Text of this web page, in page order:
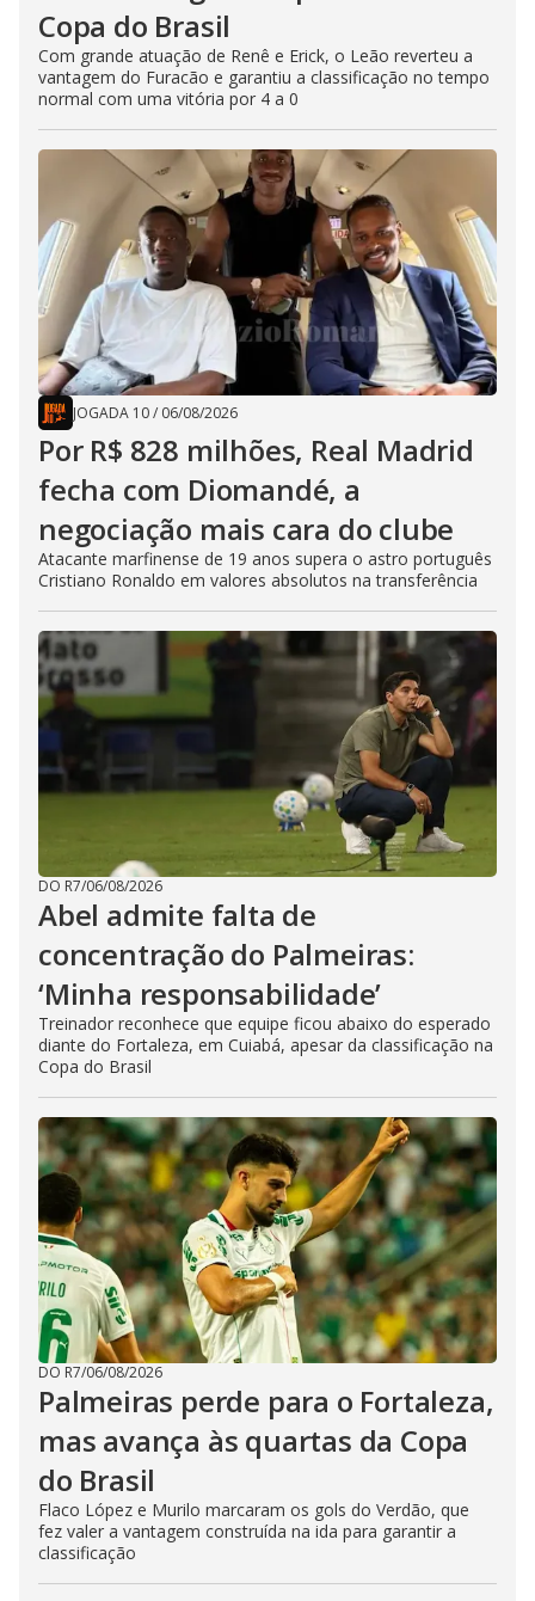
Copa do Brasil
Com grande atuação de Renê e Erick, o Leão reverteu a
vantagem do Furacão e garantiu a classificação no tempo
normal com uma vitória por 4 a 0
JOGADA 10/ 06/08/2026
Por R$ 828 milhões, Real Madrid
fecha com Diomandé, a
negociação mais cara do clube
Atacante marfinense de 19 anos supera o astro português
Cristiano Ronaldo em valores absolutos na transferência
DO R7/06/08/2026
Abel admite falta de
concentração do Palmeiras:
‘Minha responsabilidade’
Treinador reconhece que equipe ficou abaixo do esperado
diante do Fortaleza, em Cuiabá, apesar da classificação na
Copa do Brasil
DO R7/06/08/2026
Palmeiras perde para o Fortaleza,
mas avança às quartas da Copa
do Brasil
Flaco López e Murilo marcaram os gols do Verdão, que
fez valer a vantagem construída na ida para garantir a
classificação